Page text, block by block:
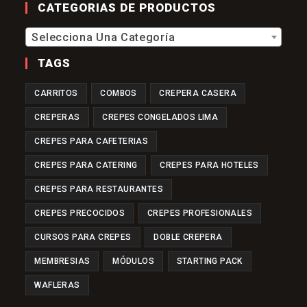
Pestaña
Una
Pestaña
CATEGORIAS DE PRODUCTOS
Selecciona Una Categoría
TAGS
CARRITOS COMBOS CREPERA CASERA
CREPERAS CREPES CONGELADOS LIMA
CREPES PARA CAFETERIAS
CREPES PARA CATERING CREPES PARA HOTELES
CREPES PARA RESTAURANTES
CREPES PRECOCIDOS CREPES PROFESIONALES
CURSOS PARA CREPES DOBLE CREPERA
MEMBRESIAS MÓDULOS STARTING PACK
WAFLERAS